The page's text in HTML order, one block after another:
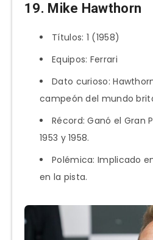
19. Mike Hawthorn
Títulos: 1 (1958)
Equipos: Ferrari
Dato curioso:
campeón del mundo
Récord: Ganó el Gran
1953 y 1958.
Polémica: Implicado
en la pista.